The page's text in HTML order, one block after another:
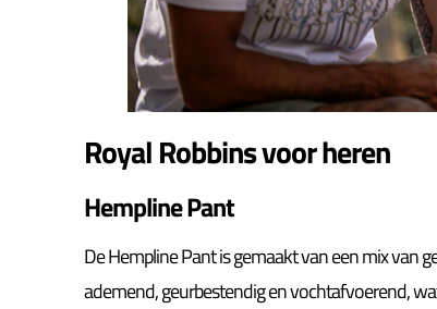
Royal Robbins voor heren
Hempline Pant
De Hempline Pant is gemaakt van een mix van
ademend, geurbestendig en vochtafvoerend,